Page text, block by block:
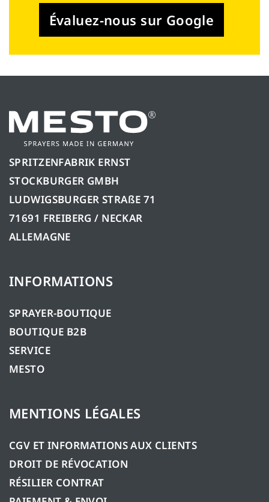
Évaluez-nous sur Google
SPRITZENFABRIK ERNST
STOCKBURGER GMBH
LUDWIGSBURGER STRAßE 71
71691 FREIBERG / NECKAR
ALLEMAGNE
INFORMATIONS
SPRAYER-BOUTIQUE
BOUTIQUE B2B
SERVICE
MESTO
MENTIONS LÉGALES
CGV ET INFORMATIONS AUX CLIENTS
DROIT DE RÉVOCATION
RÉSILIER CONTRAT